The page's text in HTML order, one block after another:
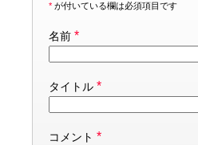
* が付いている欄は必須項目です
名前 *
タイトル *
コメント *